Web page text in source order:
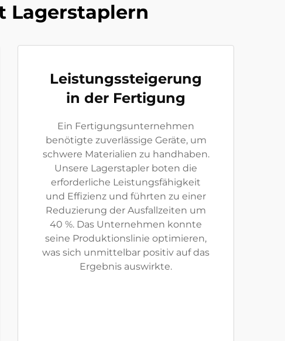
Lagerstaplern
Leistungssteigerung
in der Fertigung
Ein Fertigungsunternehmen
benötigte zuverlässige Geräte, um
schwere Materialien zu handhaben.
Unsere Lagerstapler boten die
erforderliche Leistungsfähigkeit
und Effizienz und führten zu einer
Reduzierung der Ausfallzeiten um
40 %. Das Unternehmen konnte
seine Produktionslinie optimieren,
was sich unmittelbar positiv auf das
Ergebnis auswirkte.